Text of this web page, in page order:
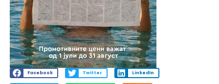
Facebook Twitter LinkedIn